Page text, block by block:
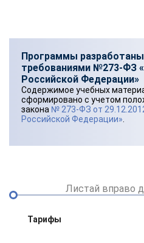
Программы
требованиями №273-ФЗ
Российской Федерации»
Содержимое учебных
сформировано с учетом
закона № 273-ФЗ от
Российской Федерации»
Листай вправо
Тарифы